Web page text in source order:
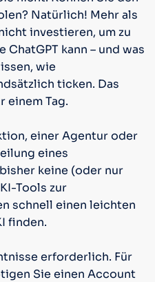
Natürlich! Mehr als
investieren, um zu
kann – und was
wie
ticken. Das
einem Tag.
einer Agentur oder
eines
keine (oder nur
Tools zur
schnell einen leichten
finden.
erforderlich. Für
Sie einen Account